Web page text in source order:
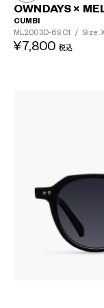
OWNDAYS ×
CUMBI
ML2003D-6S C1 / Size:
¥7,800 税込